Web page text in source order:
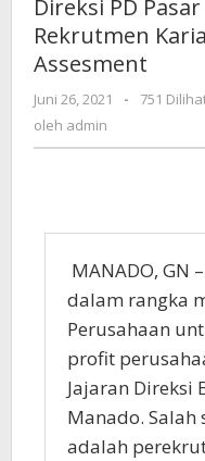
Direksi PD
Rekrutmen
Assesment
Juni 26, 2021
oleh
-
751
oleh admin
MANADO, GN
dalam rangka
Perusahaan
profit
Jajaran Direksi
Manado. Salah
adalah